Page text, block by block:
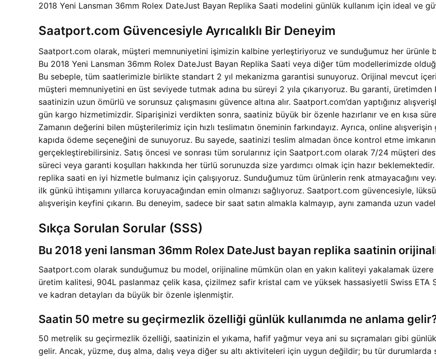
2018 Yeni Lansman 36mm Rolex DateJust Bayan Replika Saati modelini günlük kullanım için ideal ve
Saatport.com Güvencesiyle Ayrıcalıklı Bir Deneyim
Saatport.com olarak, müşteri memnuniyetini işimizin kalbine yerleştiriyoruz ve sunduğumuz her ürünle
Bu 2018 Yeni Lansman 36mm Rolex DateJust Bayan Replika Saati veya diğer tüm modellerimizde
Bu sebeple, tüm saatlerimizle birlikte standart 2 yıl mekanizma garantisi sunuyoruz. Orijinal mevcut
müşteri memnuniyetini en üst seviyede tutmak adına bu süreyi 2 yıla çıkarıyoruz. Bu garanti,
saatinizin uzun ömürlü ve sorunsuz çalışmasını güvence altına alır. Saatport.com’dan yaptığınız
gün kargo hizmetimizdir. Siparişinizi verdikten sonra, saatiniz büyük bir özenle hazırlanır ve en kısa
Zamanın değerini bilen müşterilerimiz için hızlı teslimatın öneminin farkındayız. Ayrıca, online
kapıda ödeme seçeneğini de sunuyoruz. Bu sayede, saatinizi teslim almadan önce kontrol etme
gerçekleştirebilirsiniz. Satış öncesi ve sonrası tüm sorularınız için Saatport.com olarak 7/24 müşteri
süreci veya garanti koşulları hakkında her türlü sorunuzda size yardımcı olmak için hazır
replika saati en iyi hizmetle bulmanız için çalışıyoruz. Sunduğumuz tüm ürünlerin renk atmayacağını
ilk günkü ihtişamını yıllarca koruyacağından emin olmanızı sağlıyoruz. Saatport.com güvencesiyle,
alışverişin keyfini çıkarın. Bu deneyim, sadece bir saat satın almakla kalmayıp, aynı zamanda uzun
Sıkça Sorulan Sorular (SSS)
Bu 2018 yeni lansman 36mm Rolex DateJust bayan replika saatinin
Saatport.com olarak sunduğumuz bu model, orijinaline mümkün olan en yakın kaliteyi yakalamak üzere
üretim kalitesi, 904L paslanmaz çelik kasa, çizilmez safir kristal cam ve yüksek hassasiyetli Swiss ETA
ve kadran detayları da büyük bir özenle işlenmiştir.
Saatin 50 metre su geçirmezlik özelliği günlük kullanımda ne anlama
50 metrelik su geçirmezlik özelliği, saatinizin el yıkama, hafif yağmur veya ani su sıçramaları gibi günlük
gelir. Ancak, yüzme, duş alma, dalış veya diğer su altı aktiviteleri için uygun değildir; bu tür durumlarda